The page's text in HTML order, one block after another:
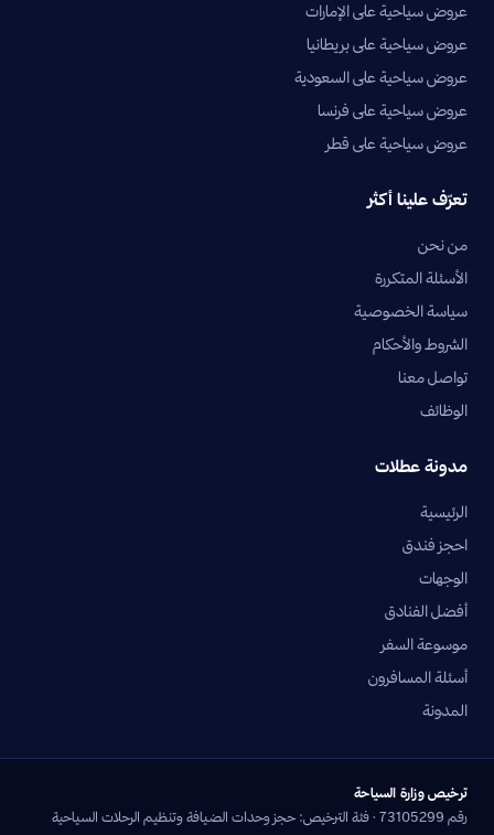
عروض سياحية على الإمارات
عروض سياحية على بريطانيا
عروض سياحية على السعودية
عروض سياحية على فرنسا
عروض سياحية على قطر
تعرّف علينا أكثر
من نحن
الأسئلة المتكررة
سياسة الخصوصية
الشروط والأحكام
تواصل معنا
الوظائف
مدونة عطلات
الرئيسية
احجز فندق
الوجهات
أفضل الفنادق
موسوعة السفر
أسئلة المسافرون
المدونة
ترخيص وزارة السياحة
رقم 73105299 · فئة الترخيص: حجز وحدات الضيافة وتنظيم الرحلات السياحية